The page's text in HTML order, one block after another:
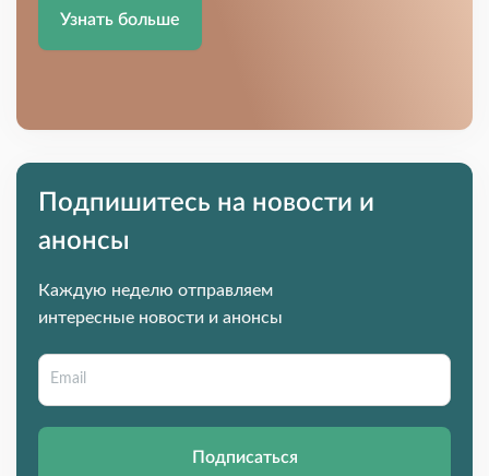
Узнать больше
Подпишитесь на новости и
анонсы
Каждую неделю отправляем
интересные новости и анонсы
Подписаться